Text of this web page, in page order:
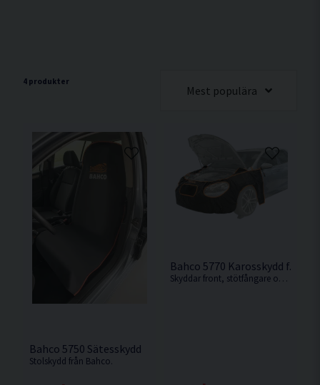
4 produkter
Mest populära
Bahco 5750 Sätesskydd
Stolskydd från Bahco.
Bahco 5770 Karosskydd f.
Skyddar front, stötfångare och skärmar och minskar risken för skador på fordonskarossen.